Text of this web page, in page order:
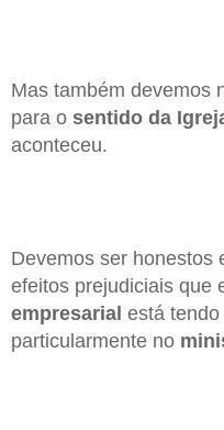
Mas também devemos
para o sentido da
aconteceu.
Devemos ser honestos
efeitos prejudiciais que
empresarial está
particularmente no